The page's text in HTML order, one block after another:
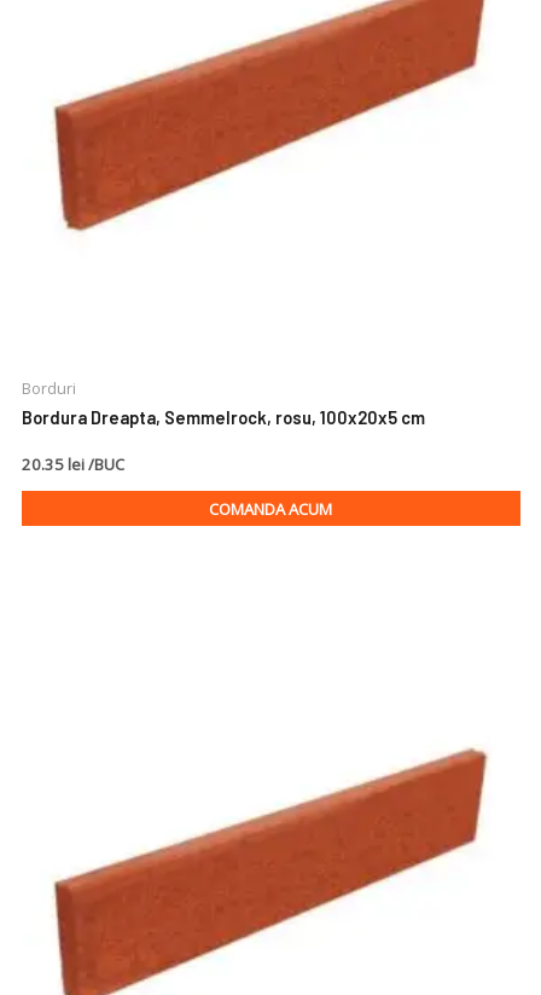
Borduri
Bordura Dreapta, Semmelrock, rosu, 100x20x5 cm
20.35 lei /BUC
COMANDA ACUM